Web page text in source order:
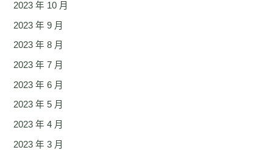
2023 年 10 月
2023 年 9 月
2023 年 8 月
2023 年 7 月
2023 年 6 月
2023 年 5 月
2023 年 4 月
2023 年 3 月